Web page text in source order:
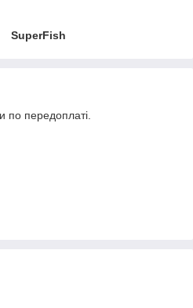
SuperFish
по передоплаті.